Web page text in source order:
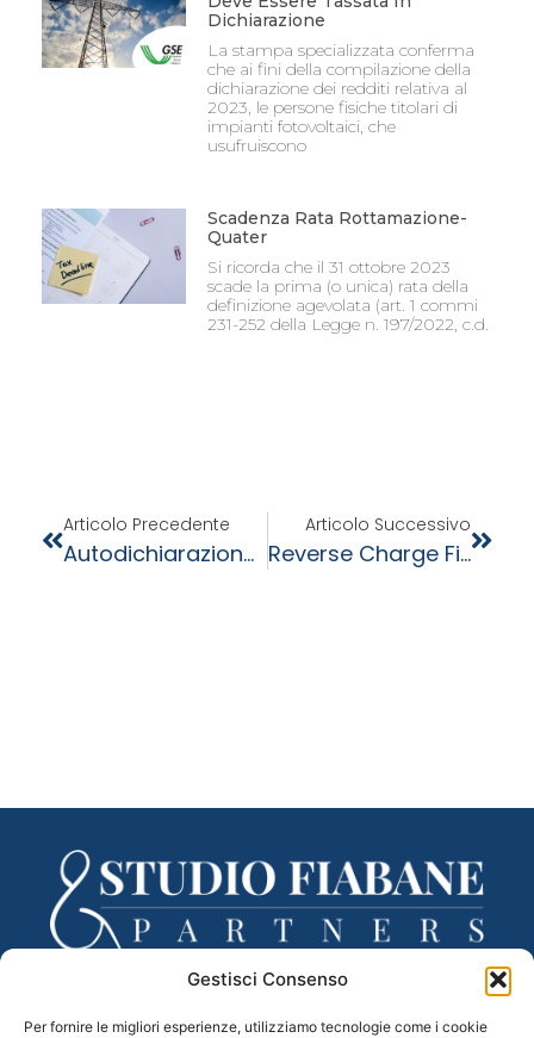
Gestisci Consenso
Per fornire le migliori esperienze, utilizziamo tecnologie come i cookie
Dichiarazione
La stampa specializzata conferma
che ai fini della compilazione della
dichiarazione dei redditi relativa al
2023, le persone fisiche titolari di
impianti fotovoltaici, che
usufruiscono
Scadenza Rata Rottamazione-
Quater
Si ricorda che il 31 ottobre 2023
scade la prima (o unica) rata della
definizione agevolata (art. 1 commi
231-252 della Legge n. 197/2022, c.d.
Articolo Precedente
Autodichiarazione Aiuti Di Stato Prorogata Al 30 Novembre 2022
Articolo Successivo
Reverse Charge Fino Al 2026 Per Il Settore Elettronico Ed Energetico